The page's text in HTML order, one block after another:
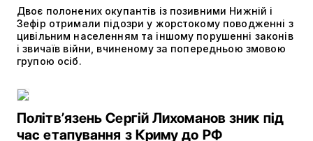
Двоє полонених окупантів із позивними Нижній і
Зефір отримали підозри у жорстокому поводженні з
цивільним населенням та іншому порушенні законів
і звичаїв війни, вчиненому за попередньою змовою
групою осіб.
Політвʼязень Сергій Лихоманов зник під
час етапування з Криму до РФ